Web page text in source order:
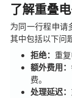
了解重叠
为同一行程申请
其中包括以下问题
拒绝： 重
额外费用：
费。
处理延迟：